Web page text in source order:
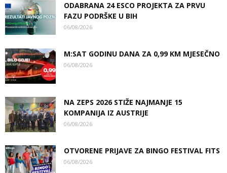
ODABRANA 24 ESCO PROJEKTA ZA PRVU
FAZU PODRŠKE U BIH
06/08/2026
M:SAT GODINU DANA ZA 0,99 KM MJESEČNO
06/08/2026
NA ZEPS 2026 STIŽE NAJMANJE 15
KOMPANIJA IZ AUSTRIJE
06/08/2026
OTVORENE PRIJAVE ZA BINGO FESTIVAL FITS
06/08/2026